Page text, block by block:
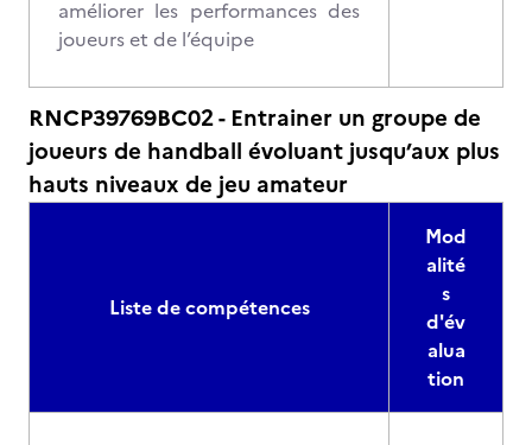
améliorer les performances des
joueurs et de l’équipe
RNCP39769BC02 - Entrainer un groupe de
joueurs de handball évoluant jusqu’aux plus
hauts niveaux de jeu amateur
Liste de compétences
Mod
alité
s
d'év
alua
tion